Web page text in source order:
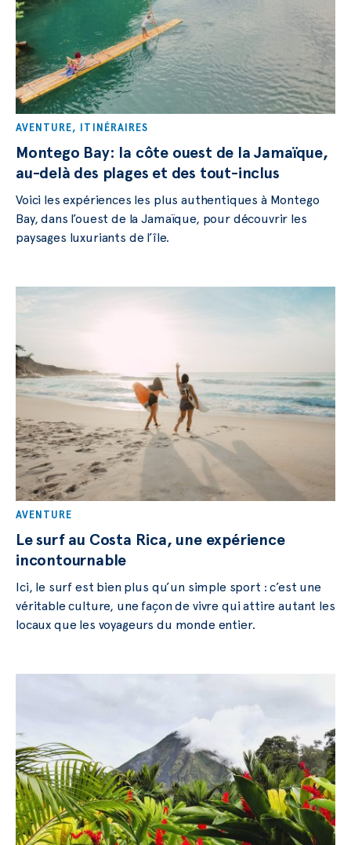
AVENTURE, ITINÉRAIRES
Montego Bay: la côte ouest de la Jamaïque,
au-delà des plages et des tout-inclus
Voici les expériences les plus authentiques à Montego
Bay, dans l’ouest de la Jamaïque, pour découvrir les
paysages luxuriants de l’île.
AVENTURE
Le surf au Costa Rica, une expérience
incontournable
Ici, le surf est bien plus qu’un simple sport : c’est une
véritable culture, une façon de vivre qui attire autant les
locaux que les voyageurs du monde entier.